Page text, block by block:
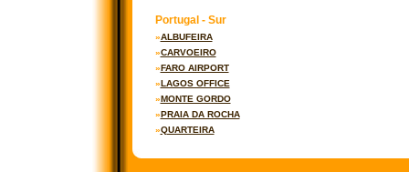
Portugal - Sur
»ALBUFEIRA
»CARVOEIRO
»FARO AIRPORT
»LAGOS OFFICE
»MONTE GORDO
»PRAIA DA ROCHA
»QUARTEIRA